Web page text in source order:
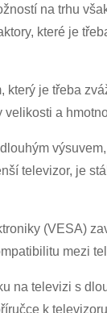
na trhu
které je
který je třeba
a
televizor, je
(VESA)
mezi
na televizi s
k